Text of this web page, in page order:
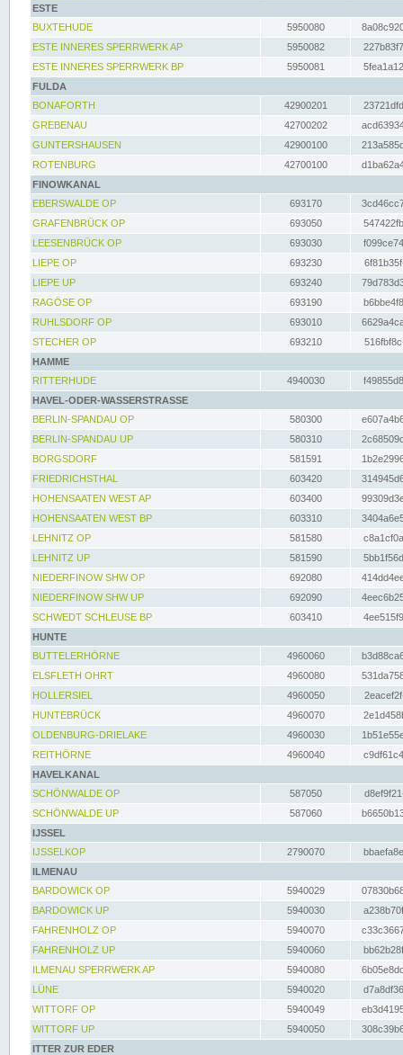
ESTE
BUXTEHUDE
5950080
ESTE INNERES SPERRWERK AP
5950082
ESTE INNERES SPERRWERK BP
5950081
FULDA
BONAFORTH
42900201
GREBENAU
42700202
GUNTERSHAUSEN
42900100
ROTENBURG
42700100
FINOWKANAL
EBERSWALDE OP
693170
GRAFENBRÜCK OP
693050
LEESENBRÜCK OP
693030
LIEPE OP
693230
LIEPE UP
693240
RAGÖSE OP
693190
RUHLSDORF OP
693010
STECHER OP
693210
HAMME
RITTERHUDE
4940030
HAVEL-ODER-WASSERSTRASSE
BERLIN-SPANDAU OP
580300
BERLIN-SPANDAU UP
580310
BORGSDORF
581591
FRIEDRICHSTHAL
603420
HOHENSAATEN WEST AP
603400
HOHENSAATEN WEST BP
603310
LEHNITZ OP
581580
LEHNITZ UP
581590
NIEDERFINOW SHW OP
692080
NIEDERFINOW SHW UP
692090
SCHWEDT SCHLEUSE BP
603410
HUNTE
BUTTELERHÖRNE
4960060
ELSFLETH OHRT
4960080
HOLLERSIEL
4960050
HUNTEBRÜCK
4960070
OLDENBURG-DRIELAKE
4960030
REITHÖRNE
4960040
HAVELKANAL
SCHÖNWALDE OP
587050
SCHÖNWALDE UP
587060
IJSSEL
IJSSELKOP
2790070
ILMENAU
BARDOWICK OP
5940029
BARDOWICK UP
5940030
FAHRENHOLZ OP
5940070
FAHRENHOLZ UP
5940060
ILMENAU SPERRWERK AP
5940080
LÜNE
5940020
WITTORF OP
5940049
WITTORF UP
5940050
ITTER ZUR EDER